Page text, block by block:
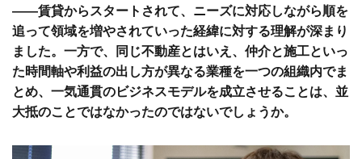
――賃貸からスタートされて、ニーズに対応しながら順を
追って領域を増やされていった経緯に対する理解が深まり
ました。一方で、同じ不動産とはいえ、仲介と施工といっ
た時間軸や利益の出し方が異なる業種を一つの組織内でま
とめ、一気通貫のビジネスモデルを成立させることは、並
大抵のことではなかったのではないでしょうか。